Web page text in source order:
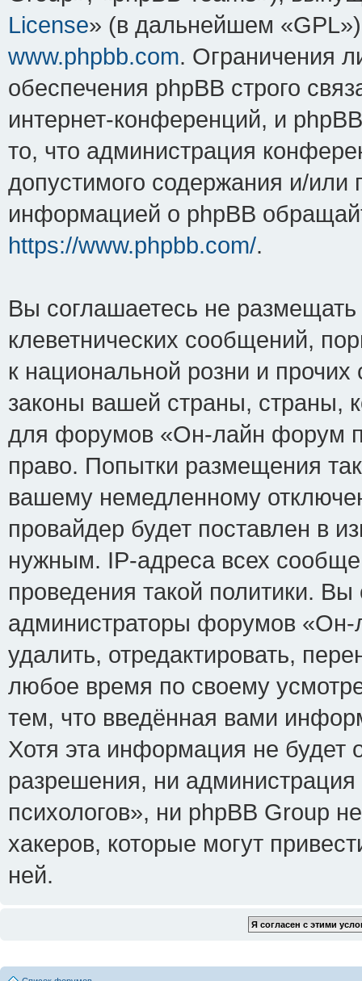
License» (в дальнейшем
www.phpbb.com. Ограничения
обеспечения phpBB строго
интернет-конференций, и
то, что администрация
допустимого содержания и/или
информацией о phpBB
https://www.phpbb.com/.
Вы соглашаетесь не
клеветнических сообщений,
к национальной розни и
законы вашей страны, страны,
для форумов «Он-лайн форум
право. Попытки размещения
вашему немедленному
провайдер будет поставлен в
нужным. IP-адреса всех
проведения такой политики.
администраторы форумов
удалить, отредактировать,
любое время по своему
тем, что введённая вами
Хотя эта информация не будет
разрешения, ни
психологов», ни phpBB Group
хакеров, которые могут
ней.